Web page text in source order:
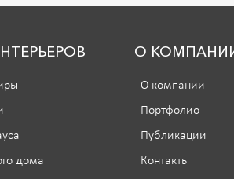
дома
О
О компании
Портфолио
Публикации
Контакты